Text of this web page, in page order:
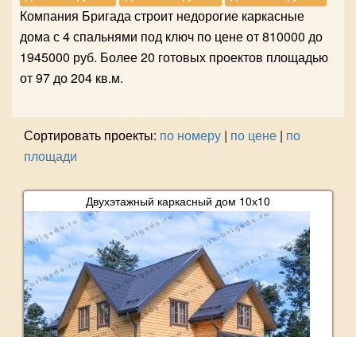
Компания Бригада строит недорогие каркасные
дома с 4 спальнями под ключ по цене от 810000 до
1945000 руб. Более 20 готовых проектов площадью
от 97 до 204 кв.м.
Сортировать проекты: по номеру | по цене | по
площади
Двухэтажный каркасный дом 10х10